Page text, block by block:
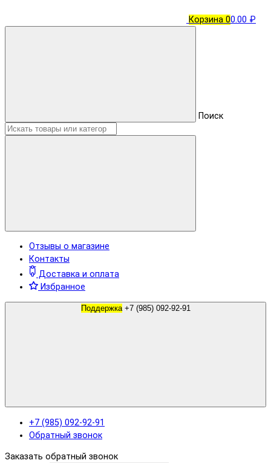
Корзина 00.00 ₽
Поиск
Отзывы о магазине
Контакты
Доставка и оплата
Избранное
Поддержка +7 (985) 092-92-91
+7 (985) 092-92-91
Обратный звонок
Заказать обратный звонок